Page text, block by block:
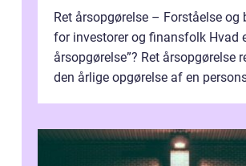
Ret årsopgørelse – Forståelse og
for investorer og finansfolk Hvad
årsopgørelse”? Ret årsopgørelse
den årlige opgørelse af en